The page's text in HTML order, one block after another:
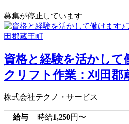
募集が停止しています
資格と経験を活かして
クリフト作業：刈田郡
株式会社テクノ・サービス
給与 時給1,250円〜